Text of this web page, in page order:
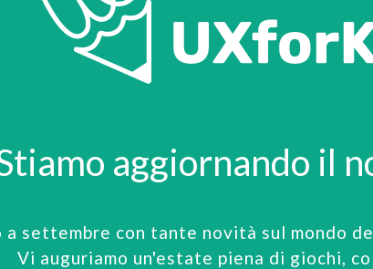
aggiornando il
a settembre con tante novità sul mondo
Vi auguriamo un'estate piena di giochi,